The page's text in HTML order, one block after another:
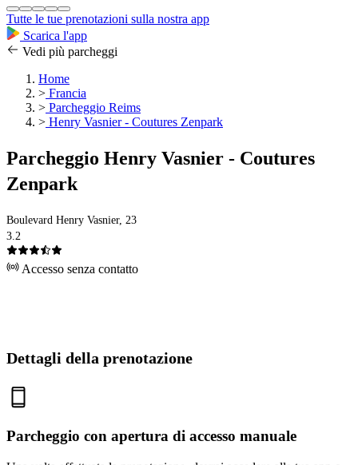
Tutte le tue prenotazioni sulla nostra app
Scarica l'app
Vedi più parcheggi
Home
> Francia
> Parcheggio Reims
> Henry Vasnier - Coutures Zenpark
Parcheggio Henry Vasnier - Coutures
Zenpark
Boulevard Henry Vasnier, 23
3.2
Accesso senza contatto
Dettagli della prenotazione
Parcheggio con apertura di accesso manuale